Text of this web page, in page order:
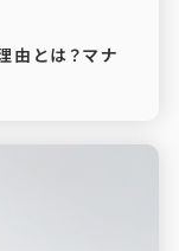
由とは？マナ